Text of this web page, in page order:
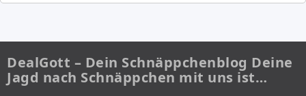
DealGott – Dein Schnäppchenblog Deine
Jagd nach Schnäppchen mit uns ist…